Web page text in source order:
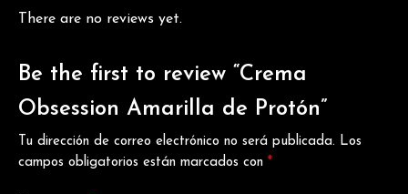
There are no reviews yet.
Be the first to review “Crema
Obsession Amarilla de Protón”
Tu dirección de correo electrónico no será publicada. Los
campos obligatorios están marcados con *